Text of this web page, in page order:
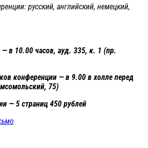
русский, английский, немецкий,
в 10.00 часов, ауд. 335, к. 1 (пр.
конференции — в 9.00 в холле перед
75)
— 5 страниц 450 рублей